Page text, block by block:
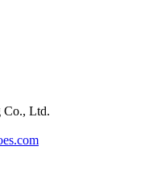
Co., Ltd.